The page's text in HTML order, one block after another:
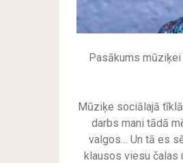
Pasākums
Mūziķe sociālajā tīklā
darbs mani tādā
valgos… Un tā es
klausos viesu čalas